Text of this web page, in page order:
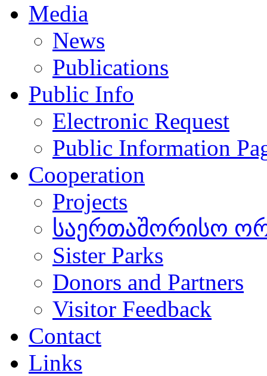
Media
News
Publications
Public Info
Electronic Request
Public Information
Cooperation
Projects
საერთაშორისო
Sister Parks
Donors and Partners
Visitor Feedback
Contact
Links